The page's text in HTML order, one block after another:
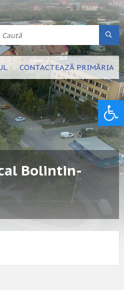
CONTACTEAZĂ PRIMĂRIA
Bolintin-
Deschide bara de unelte